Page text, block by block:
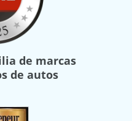
de marcas
de autos